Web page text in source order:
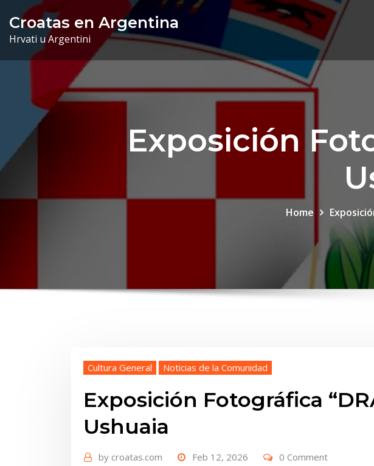
content
Croatas en Argentina
Hrvati u Argentini
Exposición
Home
Cultura General Noticias de la Comunidad
Exposición Fotográfica
Ushuaia
by croatas.com Feb 12, 2026 0 Comment